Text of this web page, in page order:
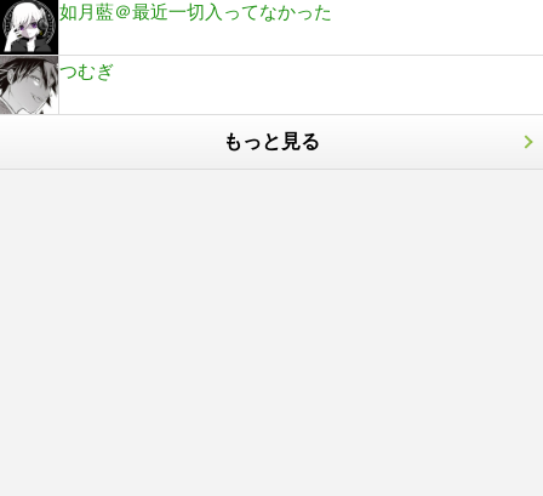
如月藍＠最近一切入ってなかった
つむぎ
もっと見る